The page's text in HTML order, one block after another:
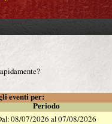
eventi per:
Periodo
08/07/2026 al 07/08/2026